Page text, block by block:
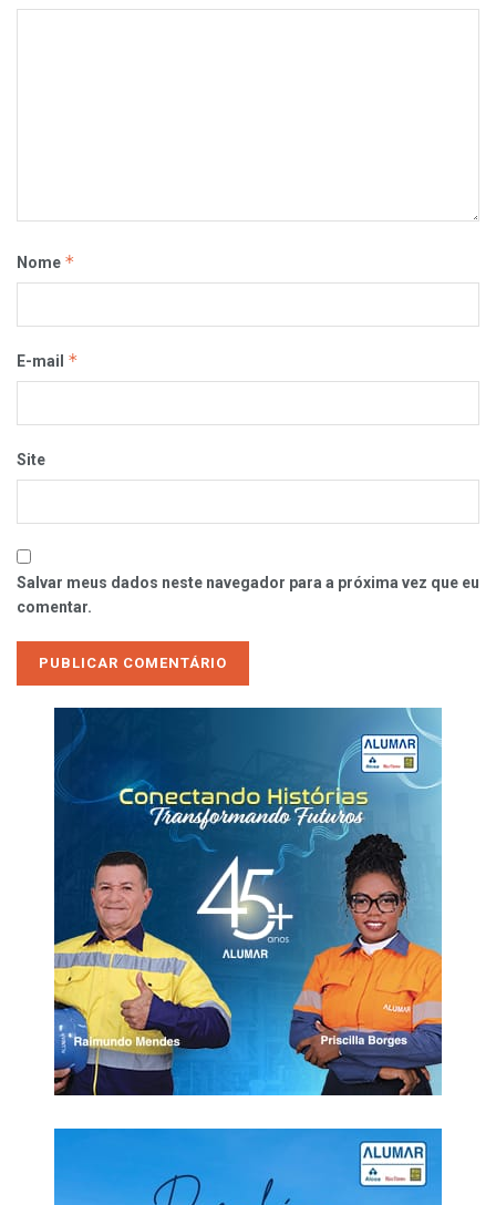
Nome *
E-mail *
Site
Salvar meus dados neste navegador para a próxima vez que eu
comentar.